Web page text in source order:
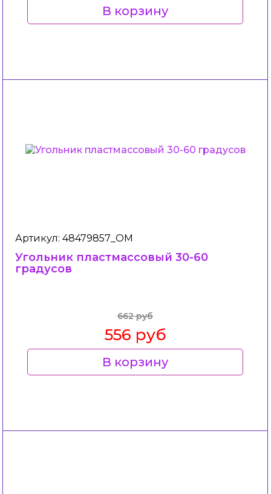
В корзину
Артикул: 48479857_ОМ
Угольник пластмассовый 30-60
градусов
662 руб
556 руб
В корзину